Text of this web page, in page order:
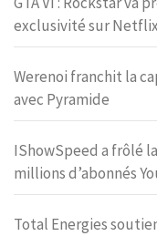
exclusivité sur Netflix
Werenoi franchit la
avec Pyramide
IShowSpeed a frôlé
millions d’abonnés
Total Energies